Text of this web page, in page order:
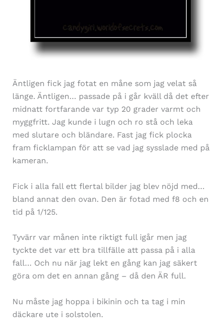
Äntligen fick jag fotat en måne som jag velat så
länge. Äntligen… passade på i går kväll då det efter
midnatt fortfarande var typ 20 grader varmt och
myggfritt. Jag kunde i lugn och ro stå och leka
med slutare och bländare. Fast jag fick plocka
fram ficklampan för att se vad jag sysslade med på
kameran.
Fick i alla fall ett flertal bilder jag blev nöjd med…
bland annat den ovan. Den är fotad med f8 och en
tid på 1/125.
Tyvärr var månen inte riktigt full igår men jag
tyckte det var ett bra tillfälle att passa på i alla
fall… Och nu när jag lekt en gång kan jag säkert
göra om det en annan gång – då den ÄR full.
Nu måste jag hoppa i bikinin och ta tag i min
däckare ute i solstolen.